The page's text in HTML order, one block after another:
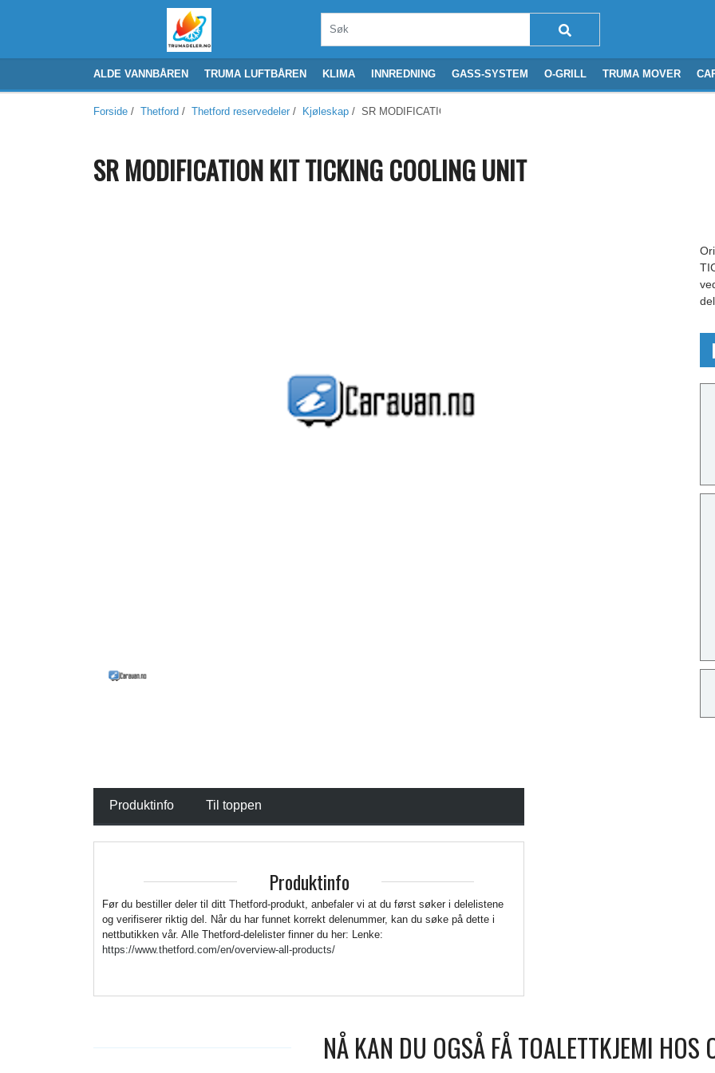
ALDE VANNBÅREN TRUMA LUFTBÅREN KLIMA INNREDNING GASS-SYSTEM O-GRILL TRUMA MOVER
Forside / Thetford / Thetford reservedeler / Kjøleskap / SR MODIFICATION KIT TICKING COOLING UNIT
SR MODIFICATION KIT TICKING COOLING UNIT
Produktinfo Til toppen
Produktinfo
Før du bestiller deler til ditt Thetford-produkt, anbefaler vi at du først søker i delelistene
og verifiserer riktig del. Når du har funnet korrekt delenummer, kan du søke på dette i
nettbutikken vår. Alle Thetford-delelister finner du her: Lenke:
https://www.thetford.com/en/overview-all-products/
NÅ KAN DU OGSÅ FÅ TOALETTKJEMI HOS